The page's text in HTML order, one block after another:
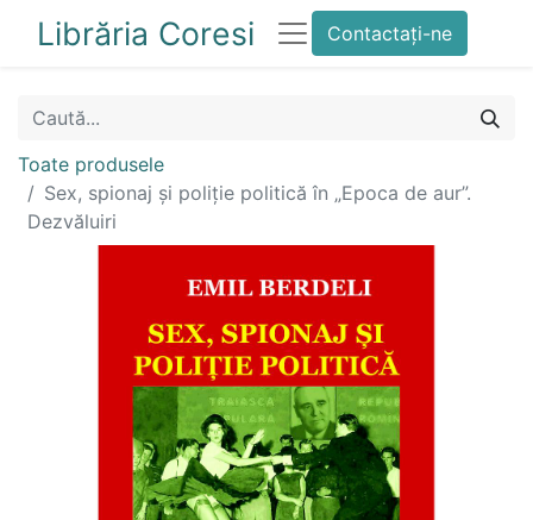
Librăria Coresi Contactați-ne
Toate produsele
Sex, spionaj și poliție politică în „Epoca de aur”.
Dezvăluiri